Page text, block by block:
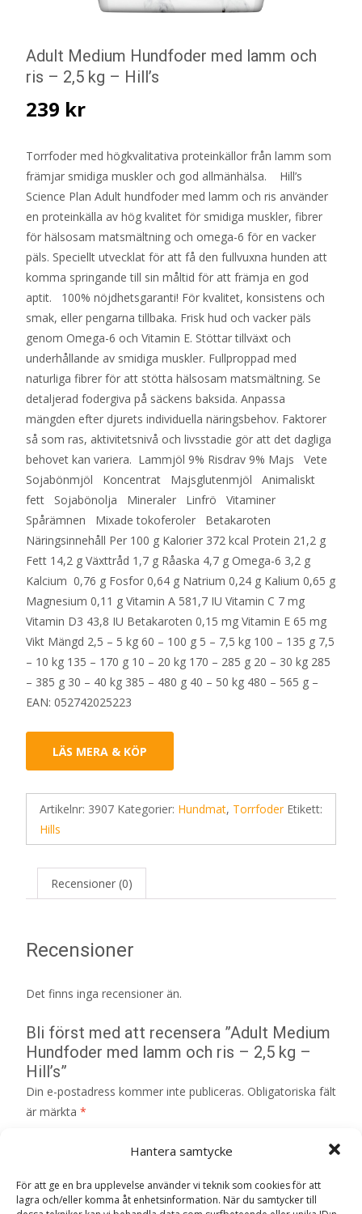
Hantera samtycke
För att ge en bra upplevelse använder vi teknik som cookies för att
lagra och/eller komma åt enhetsinformation. När du samtycker till
Adult Medium Hundfoder med lamm och
ris – 2,5 kg – Hill’s
239 kr
Torrfoder med högkvalitativa proteinkällor från lamm som
främjar smidiga muskler och god allmänhälsa. Hill’s
Science Plan Adult hundfoder med lamm och ris använder
en proteinkälla av hög kvalitet för smidiga muskler, fibrer
för hälsosam matsmältning och omega-6 för en vacker
päls. Speciellt utvecklat för att få den fullvuxna hunden att
komma springande till sin måltid för att främja en god
aptit. 100% nöjdhetsgaranti! För kvalitet, konsistens och
smak, eller pengarna tillbaka. Frisk hud och vacker päls
genom Omega-6 och Vitamin E. Stöttar tillväxt och
underhållande av smidiga muskler. Fullproppad med
naturliga fibrer för att stötta hälsosam matsmältning. Se
detaljerad fodergiva på säckens baksida. Anpassa
mängden efter djurets individuella näringsbehov. Faktorer
så som ras, aktivitetsnivå och livsstadie gör att det dagliga
behovet kan variera. Lammjöl 9% Risdrav 9% Majs Vete
Sojabönmjöl Koncentrat Majsglutenmjöl Animaliskt
fett Sojabönolja Mineraler Linfrö Vitaminer
Spårämnen Mixade tokoferoler Betakaroten
Näringsinnehåll Per 100 g Kalorier 372 kcal Protein 21,2 g
Fett 14,2 g Växttråd 1,7 g Råaska 4,7 g Omega-6 3,2 g
Kalcium 0,76 g Fosfor 0,64 g Natrium 0,24 g Kalium 0,65 g
Magnesium 0,11 g Vitamin A 581,7 IU Vitamin C 7 mg
Vitamin D3 43,8 IU Betakaroten 0,15 mg Vitamin E 65 mg
Vikt Mängd 2,5 – 5 kg 60 – 100 g 5 – 7,5 kg 100 – 135 g 7,5
– 10 kg 135 – 170 g 10 – 20 kg 170 – 285 g 20 – 30 kg 285
– 385 g 30 – 40 kg 385 – 480 g 40 – 50 kg 480 – 565 g –
EAN: 052742025223
LÄS MERA & KÖP
Artikelnr: 3907 Kategorier: Hundmat, Torrfoder Etikett:
Hills
Recensioner (0)
Recensioner
Det finns inga recensioner än.
Bli först med att recensera ”Adult Medium
Hundfoder med lamm och ris – 2,5 kg –
Hill’s”
Din e-postadress kommer inte publiceras. Obligatoriska fält
är märkta *
Din recension*